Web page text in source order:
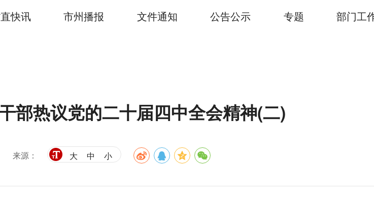
快讯 市州播报 文件通知 公告公示 专题 部门工
部热议党的二十届四中全会精神(二)
来源： 大 中 小